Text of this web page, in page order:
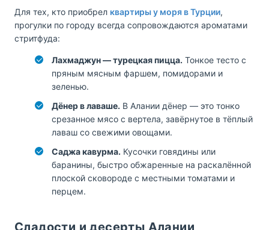
Для тех, кто приобрел квартиры у моря в Турции,
прогулки по городу всегда сопровождаются ароматами
стритфуда:
Лахмаджун — турецкая пицца. Тонкое тесто с
пряным мясным фаршем, помидорами и
зеленью.
Дёнер в лаваше. В Алании дёнер — это тонко
срезанное мясо с вертела, завёрнутое в тёплый
лаваш со свежими овощами.
Саджа кавурма. Кусочки говядины или
баранины, быстро обжаренные на раскалённой
плоской сковороде с местными томатами и
перцем.
Сладости и десерты Алании